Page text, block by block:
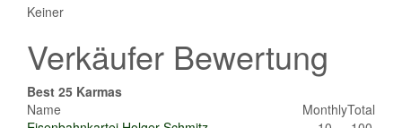
Keiner
Verkäufer Bewertung
Best 25 Karmas
Name
MonthlyTotal